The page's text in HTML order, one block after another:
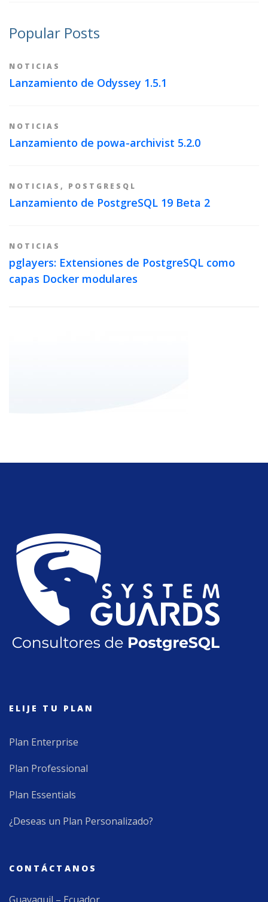
Popular Posts
NOTICIAS
Lanzamiento de Odyssey 1.5.1
NOTICIAS
Lanzamiento de powa-archivist 5.2.0
NOTICIAS , POSTGRESQL
Lanzamiento de PostgreSQL 19 Beta 2
NOTICIAS
pglayers: Extensiones de PostgreSQL como
capas Docker modulares
ELIJE TU PLAN
Plan Enterprise
Plan Professional
Plan Essentials
¿Deseas un Plan Personalizado?
CONTÁCTANOS